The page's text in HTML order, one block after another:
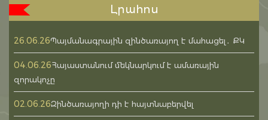
Լրահոս
26.06.26Պայմանագրային զինծառայող է մահացել․ ՔԿ
04.06.26Հայաստանում մեկնարկում է ամառային
զորակոչը
02.06.26Զինծառայողի դի է հայտնաբերվել